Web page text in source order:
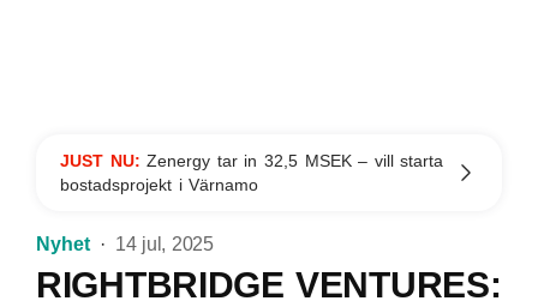
JUST NU:Zenergy tar in 32,5 MSEK – vill starta
bostadsprojekt i Värnamo
Nyhet 14 jul, 2025
RIGHTBRIDGE VENTURES: